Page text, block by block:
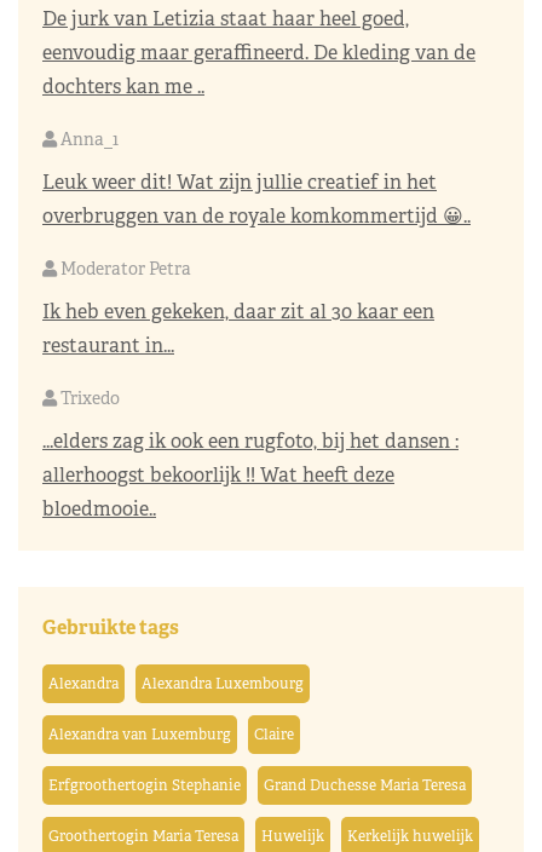
De jurk van Letizia staat haar heel goed,
eenvoudig maar geraffineerd. De kleding van de
dochters kan me ..
Anna_1
Leuk weer dit! Wat zijn jullie creatief in het
overbruggen van de royale komkommertijd 😀..
Moderator Petra
Ik heb even gekeken, daar zit al 30 kaar een
restaurant in...
Trixedo
...elders zag ik ook een rugfoto, bij het dansen :
allerhoogst bekoorlijk !! Wat heeft deze
bloedmooie..
Gebruikte tags
Alexandra Alexandra Luxembourg
Alexandra van Luxemburg Claire
Erfgroothertogin Stephanie Grand Duchesse Maria Teresa
Groothertogin Maria Teresa Huwelijk Kerkelijk huwelijk